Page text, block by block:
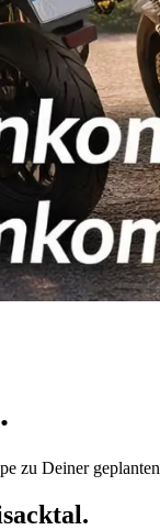
zu Deiner geplanten